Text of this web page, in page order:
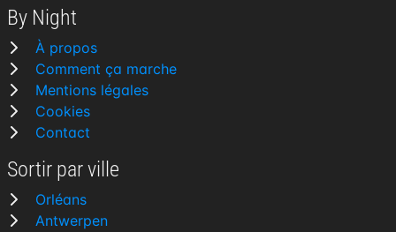
By Night
À propos
Comment ça marche
Mentions légales
Cookies
Contact
Sortir par ville
Orléans
Antwerpen